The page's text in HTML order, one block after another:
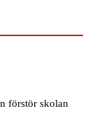
förstör skolan